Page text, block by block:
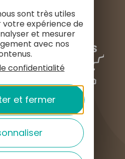
VENIR ?
sont très utiles
votre expérience de
et mesurer
avec nos
confidentialité
et fermer